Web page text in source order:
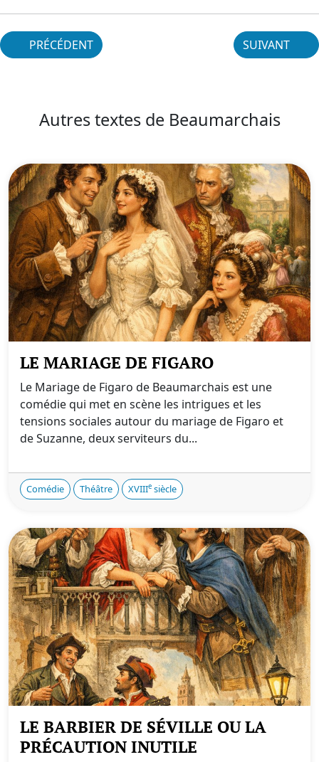
PRÉCÉDENT SUIVANT
Autres textes de Beaumarchais
LE MARIAGE DE FIGARO
Le Mariage de Figaro de Beaumarchais est une
comédie qui met en scène les intrigues et les
tensions sociales autour du mariage de Figaro et
de Suzanne, deux serviteurs du...
Comédie Théâtre XVIIIe siècle
LE BARBIER DE SÉVILLE OU LA
PRÉCAUTION INUTILE